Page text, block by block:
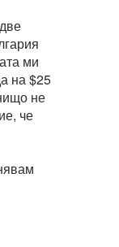
ми
на $25
не
че